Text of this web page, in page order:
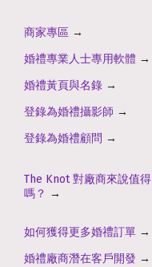
商家專區 →
婚禮專業人士專用軟體 →
婚禮黃頁與名錄 →
登錄為婚禮攝影師 →
登錄為婚禮顧問 →
The Knot 對廠商來說值得
嗎？ →
如何獲得更多婚禮訂單 →
婚禮廠商潛在客戶開發 →